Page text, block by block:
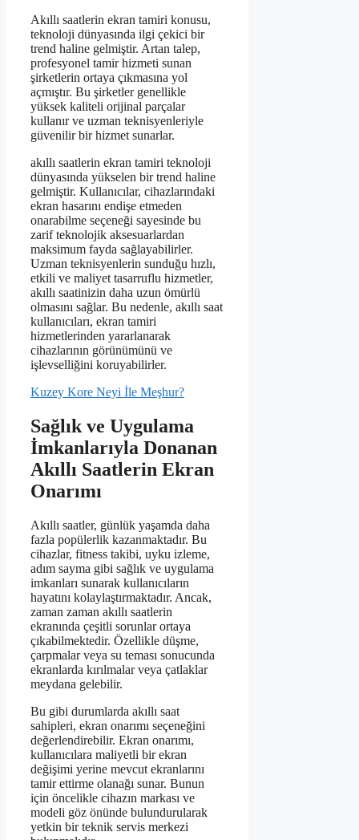
Akıllı saatlerin ekran tamiri konusu,
teknoloji dünyasında ilgi çekici bir
trend haline gelmiştir. Artan talep,
profesyonel tamir hizmeti sunan
şirketlerin ortaya çıkmasına yol
açmıştır. Bu şirketler genellikle
yüksek kaliteli orijinal parçalar
kullanır ve uzman teknisyenleriyle
güvenilir bir hizmet sunarlar.
akıllı saatlerin ekran tamiri teknoloji
dünyasında yükselen bir trend haline
gelmiştir. Kullanıcılar, cihazlarındaki
ekran hasarını endişe etmeden
onarabilme seçeneği sayesinde bu
zarif teknolojik aksesuarlardan
maksimum fayda sağlayabilirler.
Uzman teknisyenlerin sunduğu hızlı,
etkili ve maliyet tasarruflu hizmetler,
akıllı saatinizin daha uzun ömürlü
olmasını sağlar. Bu nedenle, akıllı saat
kullanıcıları, ekran tamiri
hizmetlerinden yararlanarak
cihazlarının görünümünü ve
işlevselliğini koruyabilirler.
Kuzey Kore Neyi İle Meşhur?
Sağlık ve Uygulama
İmkanlarıyla Donanan
Akıllı Saatlerin Ekran
Onarımı
Akıllı saatler, günlük yaşamda daha
fazla popülerlik kazanmaktadır. Bu
cihazlar, fitness takibi, uyku izleme,
adım sayma gibi sağlık ve uygulama
imkanları sunarak kullanıcıların
hayatını kolaylaştırmaktadır. Ancak,
zaman zaman akıllı saatlerin
ekranında çeşitli sorunlar ortaya
çıkabilmektedir. Özellikle düşme,
çarpmalar veya su teması sonucunda
ekranlarda kırılmalar veya çatlaklar
meydana gelebilir.
Bu gibi durumlarda akıllı saat
sahipleri, ekran onarımı seçeneğini
değerlendirebilir. Ekran onarımı,
kullanıcılara maliyetli bir ekran
değişimi yerine mevcut ekranlarını
tamir ettirme olanağı sunar. Bunun
için öncelikle cihazın markası ve
modeli göz önünde bulundurularak
yetkin bir teknik servis merkezi